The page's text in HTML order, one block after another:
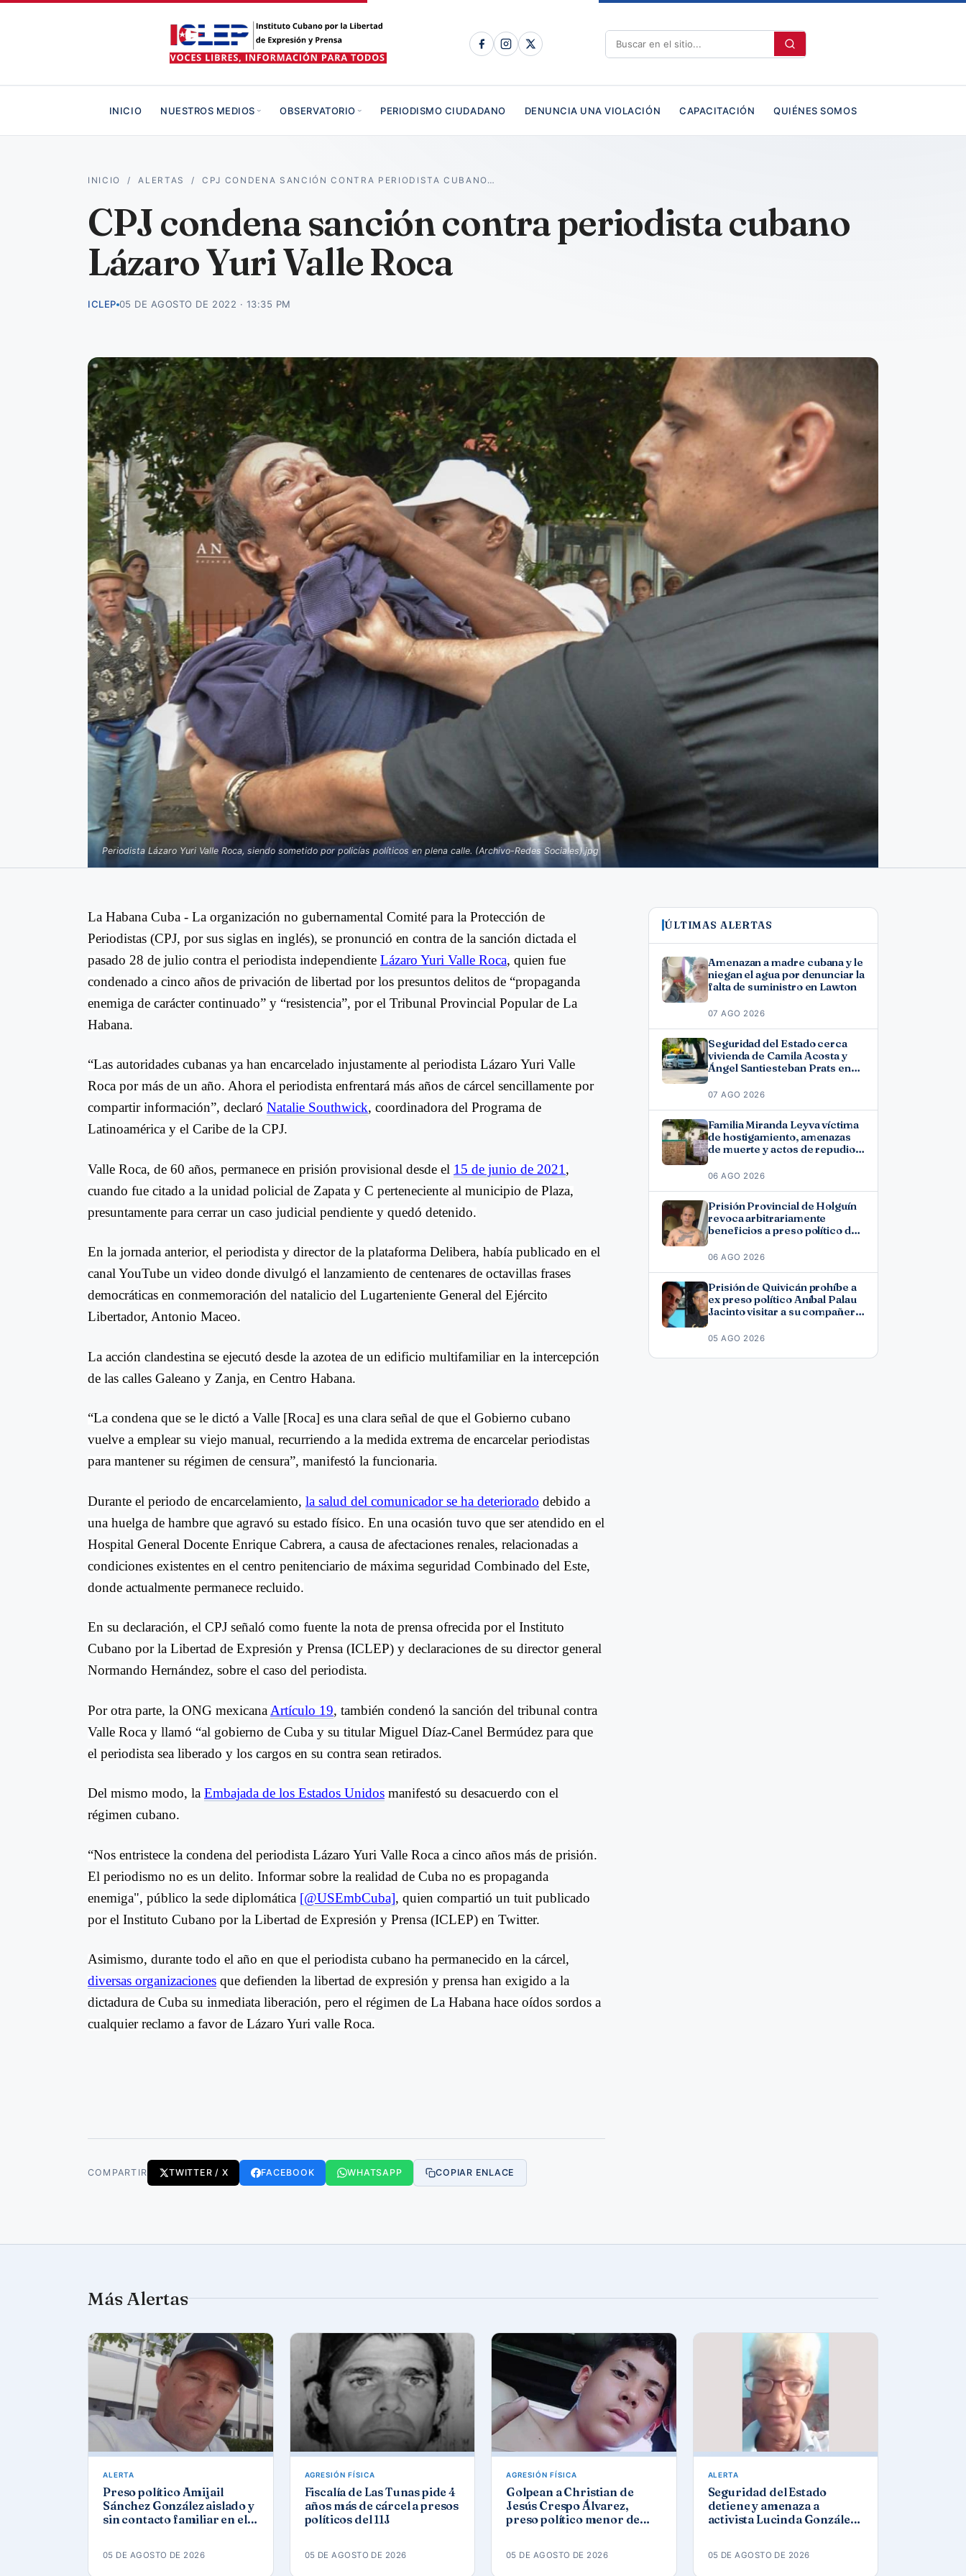
INICIO NUESTROS MEDIOS OBSERVATORIO PERIODISMO CIUDADANO DENUNCIA UNA VIOLACIÓN CAPACITACIÓN QUIÉNES SOMOS
INICIO /ALERTAS /CPJ CONDENA SANCIÓN CONTRA PERIODISTA CUBANO…
CPJ condena sanción contra periodista cubano
Lázaro Yuri Valle Roca
ICLEP 05 DE AGOSTO DE 2022 · 13:35 PM
Periodista Lázaro Yuri Valle Roca, siendo sometido por policías políticos en plena calle. (Archivo-Redes Sociales).jpg
La Habana Cuba - La organización no gubernamental Comité para la Protección de
Periodistas (CPJ, por sus siglas en inglés), se pronunció en contra de la sanción dictada el
pasado 28 de julio contra el periodista independiente Lázaro Yuri Valle Roca, quien fue
condenado a cinco años de privación de libertad por los presuntos delitos de “propaganda
enemiga de carácter continuado” y “resistencia”, por el Tribunal Provincial Popular de La
Habana.
“Las autoridades cubanas ya han encarcelado injustamente al periodista Lázaro Yuri Valle
Roca por más de un año. Ahora el periodista enfrentará más años de cárcel sencillamente por
compartir información”, declaró Natalie Southwick, coordinadora del Programa de
Latinoamérica y el Caribe de la CPJ.
Valle Roca, de 60 años, permanece en prisión provisional desde el 15 de junio de 2021 ,
cuando fue citado a la unidad policial de Zapata y C perteneciente al municipio de Plaza,
presuntamente para cerrar un caso judicial pendiente y quedó detenido.
En la jornada anterior, el periodista y director de la plataforma Delibera, había publicado en el
canal YouTube un video donde divulgó el lanzamiento de centenares de octavillas frases
democráticas en conmemoración del natalicio del Lugarteniente General del Ejército
Libertador, Antonio Maceo.
La acción clandestina se ejecutó desde la azotea de un edificio multifamiliar en la intercepción
de las calles Galeano y Zanja, en Centro Habana.
“La condena que se le dictó a Valle [Roca] es una clara señal de que el Gobierno cubano
vuelve a emplear su viejo manual, recurriendo a la medida extrema de encarcelar periodistas
para mantener su régimen de censura”, manifestó la funcionaria.
Durante el periodo de encarcelamiento, la salud del comunicador se ha deteriorado debido a
una huelga de hambre que agravó su estado físico. En una ocasión tuvo que ser atendido en el
Hospital General Docente Enrique Cabrera, a causa de afectaciones renales, relacionadas a
condiciones existentes en el centro penitenciario de máxima seguridad Combinado del Este,
donde actualmente permanece recluido.
En su declaración, el CPJ señaló como fuente la nota de prensa ofrecida por el Instituto
Cubano por la Libertad de Expresión y Prensa (ICLEP) y declaraciones de su director general
Normando Hernández, sobre el caso del periodista.
Por otra parte, la ONG mexicana Artículo 19, también condenó la sanción del tribunal contra
Valle Roca y llamó “al gobierno de Cuba y su titular Miguel Díaz-Canel Bermúdez para que
el periodista sea liberado y los cargos en su contra sean retirados.
Del mismo modo, la Embajada de los Estados Unidos manifestó su desacuerdo con el
régimen cubano.
“Nos entristece la condena del periodista Lázaro Yuri Valle Roca a cinco años más de prisión.
El periodismo no es un delito. Informar sobre la realidad de Cuba no es propaganda
enemiga", público la sede diplomática [@USEmbCuba], quien compartió un tuit publicado
por el Instituto Cubano por la Libertad de Expresión y Prensa (ICLEP) en Twitter.
Asimismo, durante todo el año en que el periodista cubano ha permanecido en la cárcel,
diversas organizaciones que defienden la libertad de expresión y prensa han exigido a la
dictadura de Cuba su inmediata liberación, pero el régimen de La Habana hace oídos sordos a
cualquier reclamo a favor de Lázaro Yuri valle Roca.
COMPARTIR TWITTER / X FACEBOOK WHATSAPP COPIAR ENLACE
ÚLTIMAS ALERTAS
Amenazan a madre cubana y le
niegan el agua por denunciar la
falta de suministro en Lawton
07 AGO 2026
Seguridad del Estado cerca
vivienda de Camila Acosta y
Ángel Santiesteban Prats en
07 AGO 2026
Familia Miranda Leyva víctima
de hostigamiento, amenazas
de muerte y actos de repudio
06 AGO 2026
Prisión Provincial de Holguín
revoca arbitrariamente
beneficios a preso político del
06 AGO 2026
Prisión de Quivicán prohíbe a
ex preso político Aníbal Palau
Jacinto visitar a su compañero
Fonseca
05 AGO 2026
Más Alertas
ALERTA
Preso político Amijail
Sánchez González aislado y
sin contacto familiar en el
05 DE AGOSTO DE 2026
AGRESIÓN FÍSICA
Fiscalía de Las Tunas pide 4
años más de cárcel a presos
políticos del 11J
05 DE AGOSTO DE 2026
AGRESIÓN FÍSICA
Golpean a Christian de
Jesús Crespo Álvarez,
preso político menor de
05 DE AGOSTO DE 2026
ALERTA
Seguridad del Estado
detiene y amenaza a
activista Lucinda González
05 DE AGOSTO DE 2026